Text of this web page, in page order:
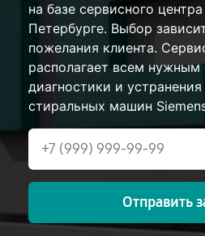
на базе сервисного
Петербурге. Выбор
пожелания клиента.
располагает всем
диагностики и
стиральных машин
Отправить